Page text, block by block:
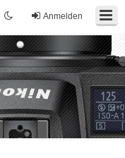
Anmelden